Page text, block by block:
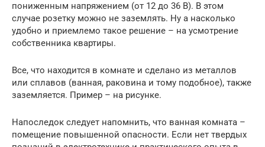
пониженным напряжением (от 12 до 36 В). В этом
случае розетку можно не заземлять. Ну а насколько
удобно и приемлемо такое решение – на усмотрение
собственника квартиры.
Все, что находится в комнате и сделано из металлов
или сплавов (ванная, раковина и тому подобное), также
заземляется. Пример – на рисунке.
Напоследок следует напомнить, что ванная комната –
помещение повышенной опасности. Если нет твердых